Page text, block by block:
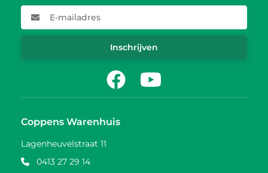
E-mailadres
Inschrijven
FacebookYoutube
Coppens Warenhuis
Lagenheuvelstraat 11
0413 27 29 14